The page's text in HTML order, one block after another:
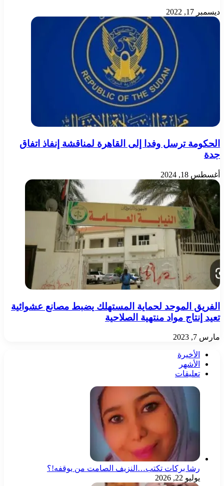
ديسمبر 17, 2022
الحكومة ترسل وفدا إلى القاهرة لمناقشة إنفاذ اتفاق
جدة
أغسطس 18, 2024
الفريق الموحد لحماية المستهلك يضبط مصانع عشوائية
تعيد إنتاج مواد منتهية الصلاحية
مارس 7, 2023
الأخيرة
الأشهر
تعليقات
رشا بركات تكتب…النزيف الصامت من يوقفه!؟
يوليو 22, 2026